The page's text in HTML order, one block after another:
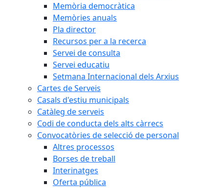
Memòria democràtica
Memòries anuals
Pla director
Recursos per a la recerca
Servei de consulta
Servei educatiu
Setmana Internacional dels Arxius
Cartes de Serveis
Casals d'estiu municipals
Catàleg de serveis
Codi de conducta dels alts càrrecs
Convocatòries de selecció de personal
Altres processos
Borses de treball
Interinatges
Oferta pública